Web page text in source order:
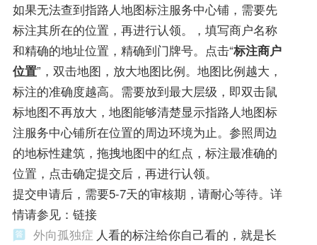
如果无法查到指路人地图标注服务中心铺，需要先
标注其所在的位置，再进行认领。，填写商户名称
和精确的地址位置，精确到门牌号。点击“标注商户
位置”，双击地图，放大地图比例。地图比例越大，
标注的准确度越高。需要放到最大层级，即双击鼠
标地图不再放大，地图能够清楚显示指路人地图标
注服务中心铺所在位置的周边环境为止。参照周边
的地标性建筑，拖拽地图中的红点，标注最准确的
位置，点击确定提交后，再进行认领。
提交申请后，需要5-7天的审核期，请耐心等待。详
情请参见：链接
外向孤独症 人看的标注给你自己看的，就是长